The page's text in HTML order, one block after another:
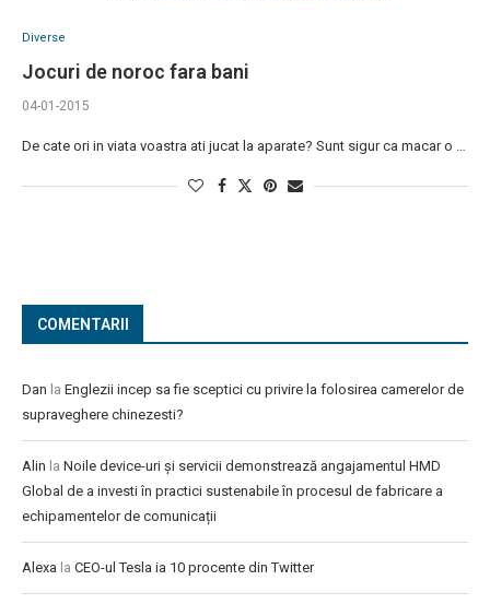
Diverse
Jocuri de noroc fara bani
04-01-2015
De cate ori in viata voastra ati jucat la aparate? Sunt sigur ca macar o …
COMENTARII
Dan la Englezii incep sa fie sceptici cu privire la folosirea camerelor de
supraveghere chinezesti?
Alin la Noile device-uri și servicii demonstrează angajamentul HMD
Global de a investi în practici sustenabile în procesul de fabricare a
echipamentelor de comunicații
Alexa la CEO-ul Tesla ia 10 procente din Twitter